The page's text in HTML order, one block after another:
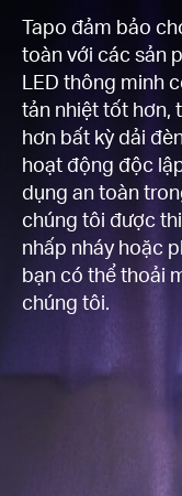
Tapo đảm bảo
toàn với các sản
LED thông minh
tản nhiệt tốt hơn,
hơn bất kỳ dải
hoạt động độc
dụng an toàn
chúng tôi được
nhấp nháy hoặc
bạn có thể thoải
chúng tôi.